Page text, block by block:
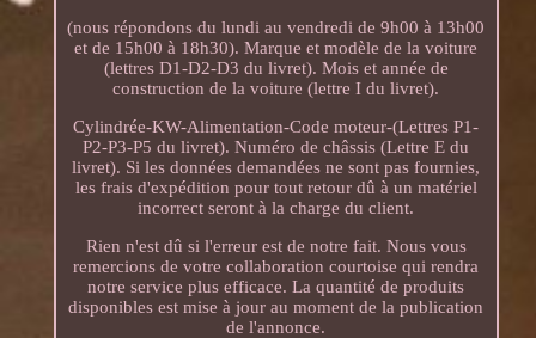
(nous répondons du lundi au vendredi de 9h00 à 13h00
et de 15h00 à 18h30). Marque et modèle de la voiture
(lettres D1-D2-D3 du livret). Mois et année de
construction de la voiture (lettre I du livret).
Cylindrée-KW-Alimentation-Code moteur-(Lettres P1-
P2-P3-P5 du livret). Numéro de châssis (Lettre E du
livret). Si les données demandées ne sont pas fournies,
les frais d'expédition pour tout retour dû à un matériel
incorrect seront à la charge du client.
Rien n'est dû si l'erreur est de notre fait. Nous vous
remercions de votre collaboration courtoise qui rendra
notre service plus efficace. La quantité de produits
disponibles est mise à jour au moment de la publication
de l'annonce.